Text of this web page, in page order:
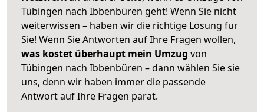
Tübingen nach Ibbenbüren geht! Wenn Sie nicht
weiterwissen – haben wir die richtige Lösung für
Sie! Wenn Sie Antworten auf Ihre Fragen wollen,
was kostet überhaupt mein Umzug von
Tübingen nach Ibbenbüren – dann wählen Sie sie
uns, denn wir haben immer die passende
Antwort auf Ihre Fragen parat.